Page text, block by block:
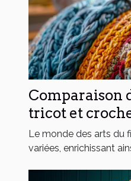
Comparaison
tricot et
débutants
Le monde des arts du
variées, enrichissant